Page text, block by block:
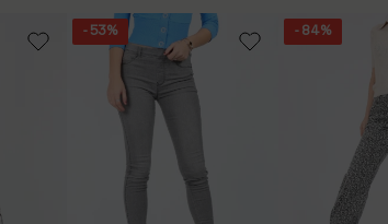
- 53% - 84%